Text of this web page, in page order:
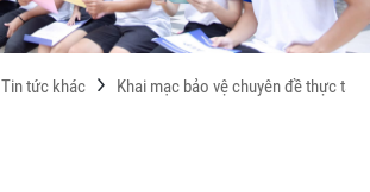
Tin tức khác Khai mạc bảo vệ chuyên đề thực